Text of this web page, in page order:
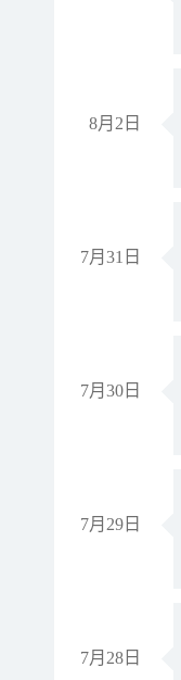
8月2日
7月31日
7月30日
7月29日
7月28日